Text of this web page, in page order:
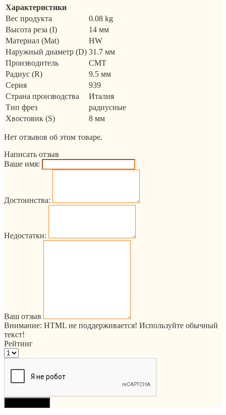
Характеристики
Вес продукта
0.08 kg
Высота реза (I)
14 мм
Материал (Mat)
HW
Наружный диаметр (D) 31.7 мм
Производитель
CMT
Радиус (R)
9.5 мм
Серия
939
Страна производства
Италия
Тип фрез
радиусные
Хвостовик (S)
8 мм
Нет отзывов об этом товаре.
Написать отзыв
Ваше имя:
Достоинства:
Недостатки:
Ваш отзыв
Внимание: HTML не поддерживается! Используйте обычный
текст!
Рейтинг